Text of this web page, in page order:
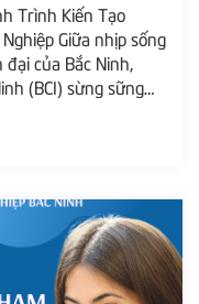
Trình Kiến Tạo
sống
của Bắc Ninh,
(BCI) sừng sững
phát triển bền vững.
Trường Công nghiệp